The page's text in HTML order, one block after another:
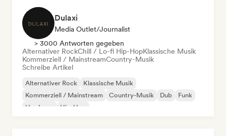
Dulaxi
Media Outlet/Journalist
> 3000 Antworten gegeben
Alternativer RockChill / Lo-fi Hip-HopKlassische Musik
Kommerziell / MainstreamCountry-Musik
Schreibe Artikel
Alternativer Rock
Klassische Musik
Kommerziell / Mainstream
Country-Musik Dub
Funk
Hardcore
Hip-Hop